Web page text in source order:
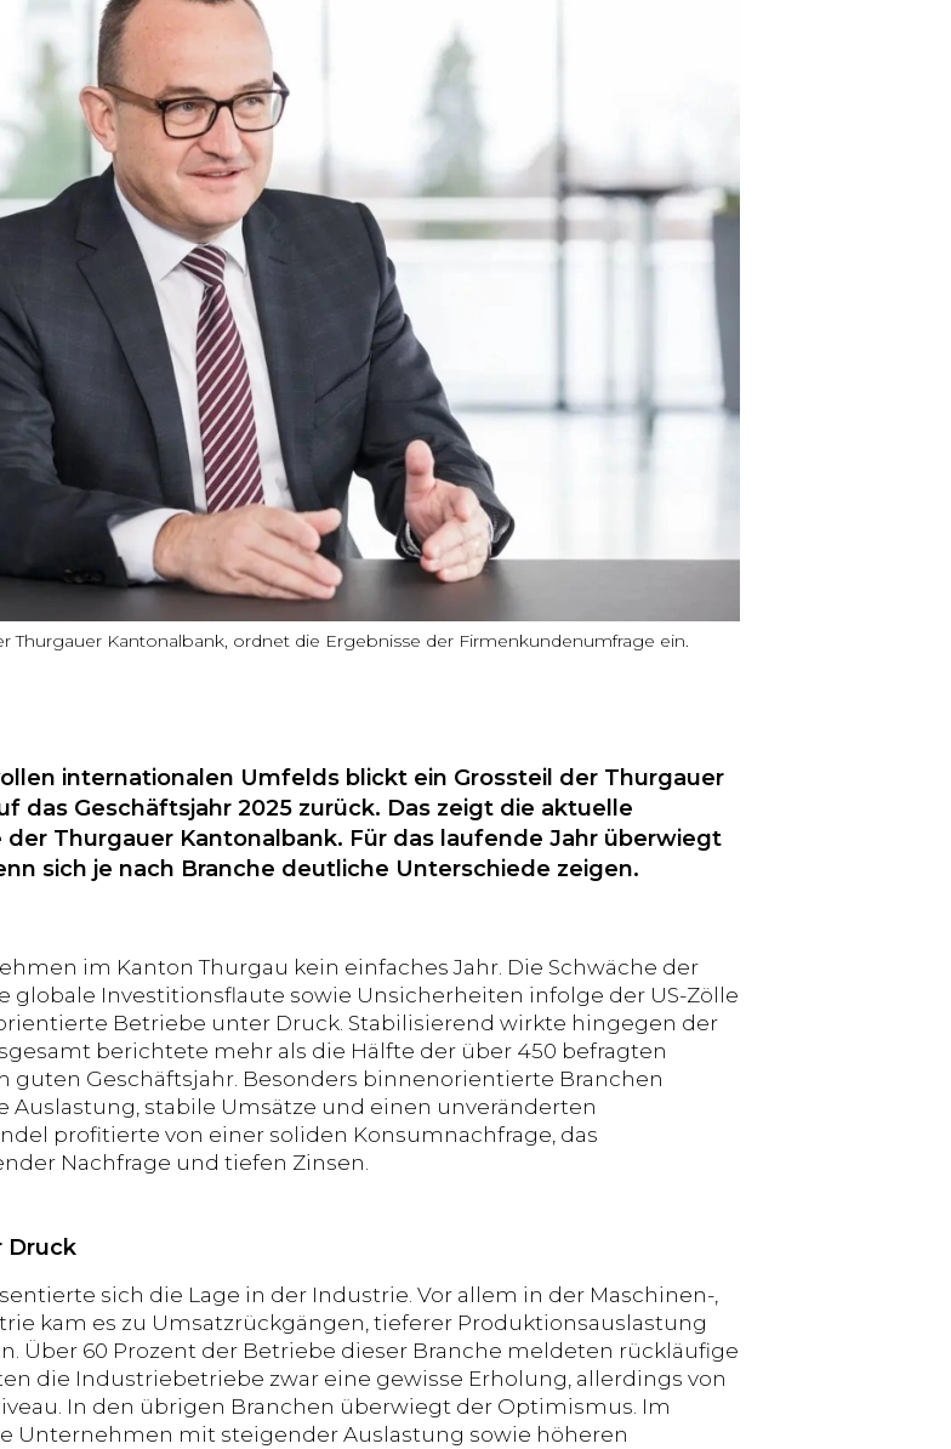
Kantonalbank, ordnet die Ergebnisse der Firmenkundenumfrage ein.
internationalen Umfelds blickt ein Grossteil der Thurgauer
das Geschäftsjahr 2025 zurück. Das zeigt die aktuelle
Thurgauer Kantonalbank. Für das laufende Jahr überwiegt
sich je nach Branche deutliche Unterschiede zeigen.
im Kanton Thurgau kein einfaches Jahr. Die Schwäche der
globale Investitionsflaute sowie Unsicherheiten infolge der US-Zölle
Betriebe unter Druck. Stabilisierend wirkte hingegen der
berichtete mehr als die Hälfte der über 450 befragten
guten Geschäftsjahr. Besonders binnenorientierte Branchen
Auslastung, stabile Umsätze und einen unveränderten
profitierte von einer soliden Konsumnachfrage, das
Nachfrage und tiefen Zinsen.
Druck
sich die Lage in der Industrie. Vor allem in der Maschinen-,
kam es zu Umsatzrückgängen, tieferer Produktionsauslastung
Über 60 Prozent der Betriebe dieser Branche meldeten rückläufige
die Industriebetriebe zwar eine gewisse Erholung, allerdings von
In den übrigen Branchen überwiegt der Optimismus. Im
Unternehmen mit steigender Auslastung sowie höheren